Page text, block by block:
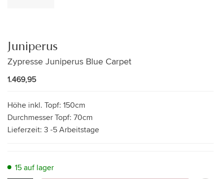
Juniperus
Zypresse Juniperus Blue Carpet
1.469,95
Höhe inkl. Topf: 150cm
Durchmesser Topf: 70cm
Lieferzeit: 3 -5 Arbeitstage
15 auf lager